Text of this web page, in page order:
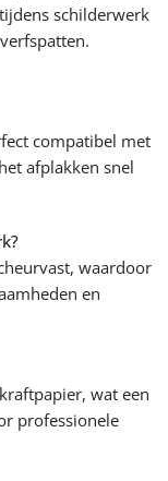
schilderwerk
compatibel met
afplakken snel
waardoor
en
wat een
professionele